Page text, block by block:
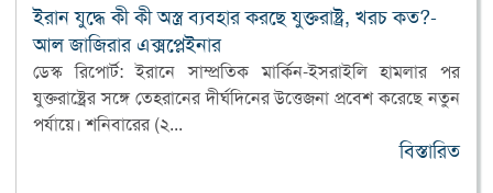
ইরান যুদ্ধে কী কী অস্ত্র ব্যবহার করছে যুক্তরাষ্ট্র, খরচ কত?-
আল জাজিরার এক্সপ্লেইনার
ডেস্ক রিপোর্ট: ইরানে সাম্প্রতিক মার্কিন-ইসরাইলি হামলার পর
যুক্তরাষ্ট্রের সঙ্গে তেহরানের দীর্ঘদিনের উত্তেজনা প্রবেশ করেছে নতুন
পর্যায়ে। শনিবারের (২...
বিস্তারিত